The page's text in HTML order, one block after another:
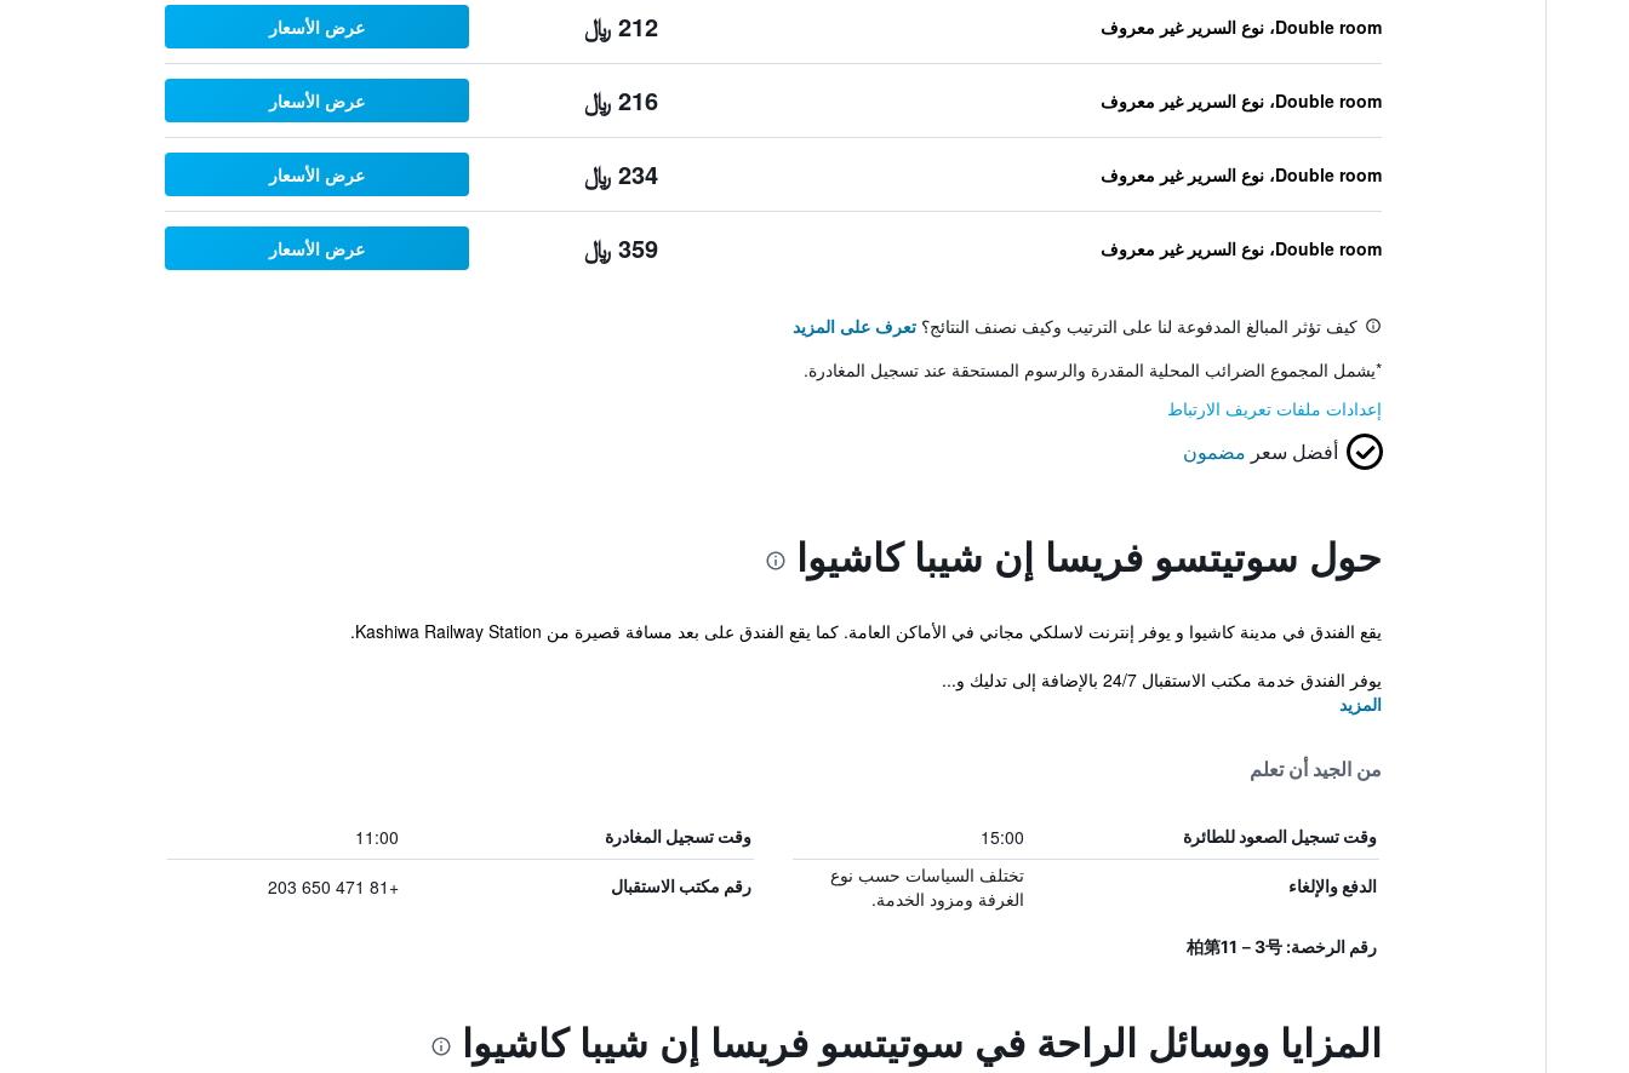
Double room، نوع السرير غير معروف 212 ﷼ عرض الأسعار
Double room، نوع السرير غير معروف 216 ﷼ عرض الأسعار
Double room، نوع السرير غير معروف 234 ﷼ عرض الأسعار
Double room، نوع السرير غير معروف 359 ﷼ عرض الأسعار
كيف تؤثر المبالغ المدفوعة لنا على الترتيب وكيف نصنف النتائج؟ تعرف على المزيد
*يشمل المجموع الضرائب المحلية المقدرة والرسوم المستحقة عند تسجيل المغادرة.
إعدادات ملفات تعريف الارتباط
أفضل سعر مضمون
حول سوتيتسو فريسا إن شيبا كاشيوا
يقع الفندق في مدينة كاشيوا و يوفر إنترنت لاسلكي مجاني في الأماكن العامة. كما يقع الفندق على بعد مسافة قصيرة من Kashiwa Railway Station.
يوفر الفندق خدمة مكتب الاستقبال 24/7 بالإضافة إلى تدليك و...
المزيد
من الجيد أن تعلم
وقت تسجيل الصعود للطائرة 15:00 وقت تسجيل المغادرة 11:00
الدفع والإلغاء
تختلف السياسات حسب نوع
الغرفة ومزود الخدمة.
رقم مكتب الاستقبال +81 471 650 203
رقم الرخصة: 柏第11－3号
المزايا ووسائل الراحة في سوتيتسو فريسا إن شيبا كاشيوا